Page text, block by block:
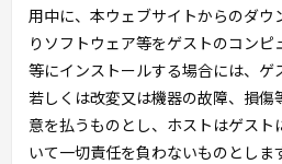
用中に、本ウェブサイトからのダウ
りソフトウェア等をゲストのコン
等にインストールする場合には、
若しくは改変又は機器の故障、損
意を払うものとし、ホストはゲス
いて一切責任を負わないものとしま